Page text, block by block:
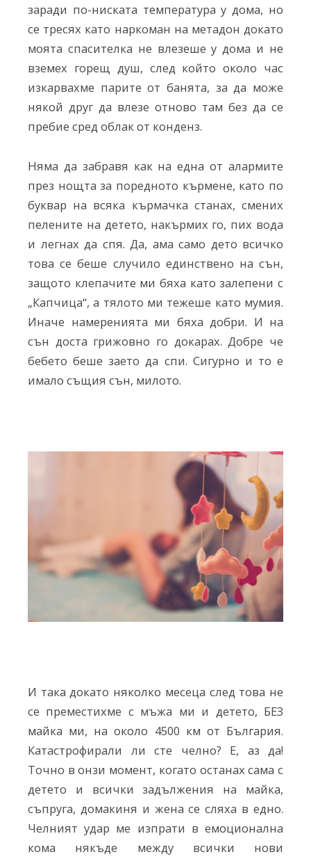
заради по-ниската температура у дома, но
се тресях като наркоман на метадон докато
моята спасителка не влезеше у дома и не
вземех горещ душ, след който около час
изкарвахме парите от банята, за да може
някой друг да влезе отново там без да се
пребие сред облак от конденз.
Няма да забравя как на една от алармите
през нощта за поредното кърмене, като по
буквар на всяка кърмачка станах, смених
пелените на детето, накърмих го, пих вода
и легнах да спя. Да, ама само дето всичко
това се беше случило единствено на сън,
защото клепачите ми бяха като залепени с
„Капчица“, а тялото ми тежеше като мумия.
Иначе намеренията ми бяха добри. И на
сън доста грижовно го докарах. Добре че
бебето беше заето да спи. Сигурно и то е
имало същия сън, милото.
И така докато няколко месеца след това не
се преместихме с мъжа ми и детето, БЕЗ
майка ми, на около 4500 км от България.
Катастрофирали ли сте челно? Е, аз да!
Точно в онзи момент, когато останах сама с
детето и всички задължения на майка,
съпруга, домакиня и жена се сляха в едно.
Челният удар ме изпрати в емоционална
кома някъде между всички нови